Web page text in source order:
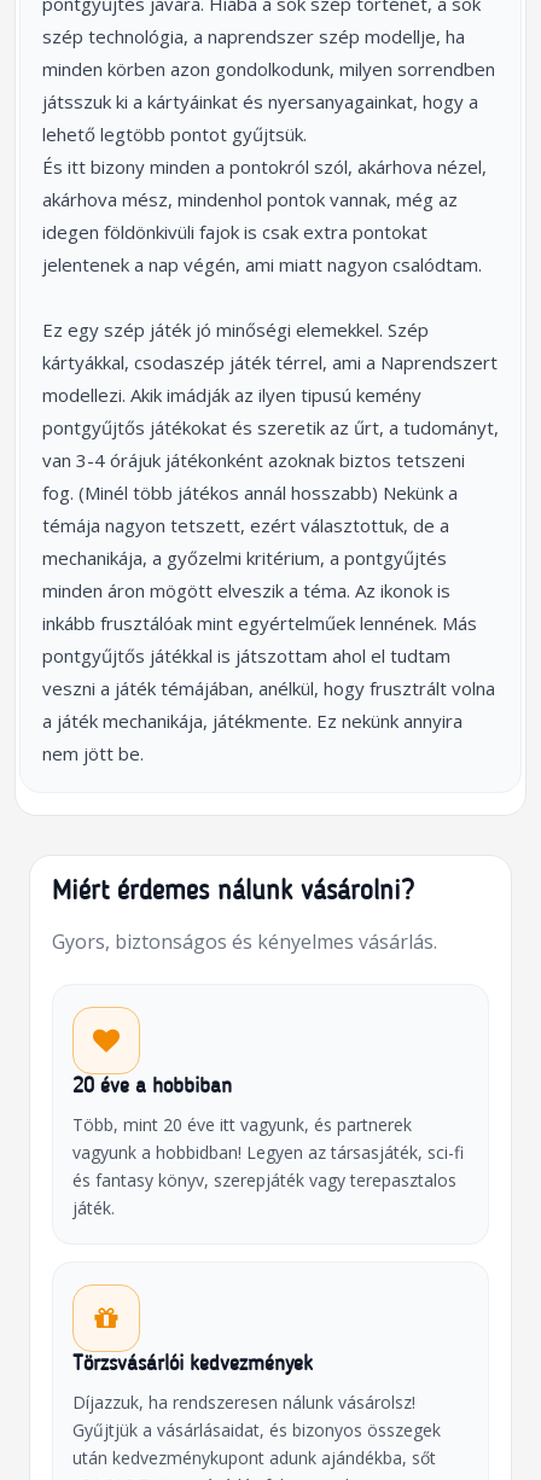
szép technológia, a naprendszer szép modellje, ha
minden körben azon gondolkodunk, milyen sorrendben
játsszuk ki a kártyáinkat és nyersanyagainkat, hogy a
lehető legtöbb pontot gyűjtsük.
És itt bizony minden a pontokról szól, akárhova nézel,
akárhova mész, mindenhol pontok vannak, még az
idegen földönkivüli fajok is csak extra pontokat
jelentenek a nap végén, ami miatt nagyon csalódtam.
Ez egy szép játék jó minőségi elemekkel. Szép
kártyákkal, csodaszép játék térrel, ami a Naprendszert
modellezi. Akik imádják az ilyen tipusú kemény
pontgyűjtős játékokat és szeretik az űrt, a tudományt,
van 3-4 órájuk játékonként azoknak biztos tetszeni
fog. (Minél több játékos annál hosszabb) Nekünk a
témája nagyon tetszett, ezért választottuk, de a
mechanikája, a győzelmi kritérium, a pontgyűjtés
minden áron mögött elveszik a téma. Az ikonok is
inkább frusztálóak mint egyértelműek lennének. Más
pontgyűjtős játékkal is játszottam ahol el tudtam
veszni a játék témájában, anélkül, hogy frusztrált volna
a játék mechanikája, játékmente. Ez nekünk annyira
nem jött be.
Miért érdemes nálunk vásárolni?
Gyors, biztonságos és kényelmes vásárlás.
20 éve a hobbiban
Több, mint 20 éve itt vagyunk, és partnerek
vagyunk a hobbidban! Legyen az társasjáték, sci-fi
és fantasy könyv, szerepjáték vagy terepasztalos
játék.
Törzsvásárlói kedvezmények
Díjazzuk, ha rendszeresen nálunk vásárolsz!
Gyűjtjük a vásárlásaidat, és bizonyos összegek
után kedvezménykupont adunk ajándékba, sőt